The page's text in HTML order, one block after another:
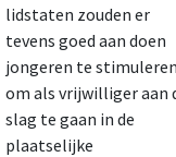
lidstaten zouden er
tevens goed aan doen
jongeren te stimuleren
om als vrijwilliger aan
slag te gaan in de
plaatselijke